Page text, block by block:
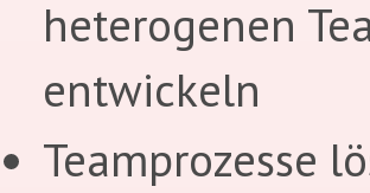
heterogenen
entwickeln
Teamprozesse